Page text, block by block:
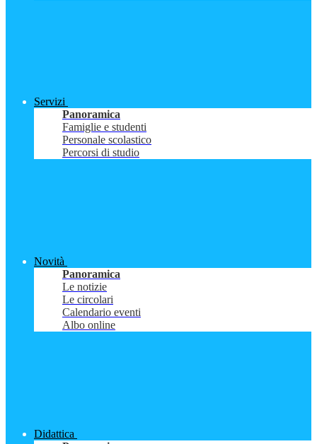
Servizi
Panoramica
Famiglie e studenti
Personale scolastico
Percorsi di studio
Novità
Panoramica
Le notizie
Le circolari
Calendario eventi
Albo online
Didattica